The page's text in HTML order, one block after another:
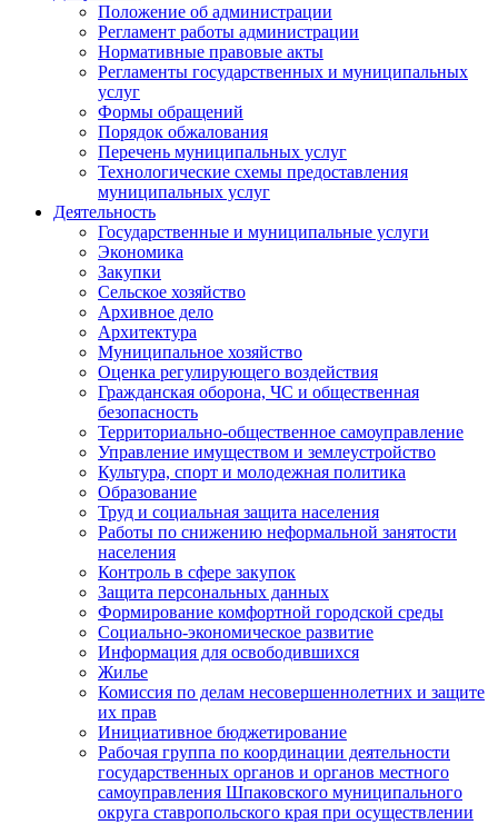
Положение об администрации
Регламент работы администрации
Нормативные правовые акты
Регламенты государственных и муниципальных
услуг
Формы обращений
Порядок обжалования
Перечень муниципальных услуг
Технологические схемы предоставления
муниципальных услуг
Деятельность
Государственные и муниципальные услуги
Экономика
Закупки
Сельское хозяйство
Архивное дело
Архитектура
Муниципальное хозяйство
Оценка регулирующего воздействия
Гражданская оборона, ЧС и общественная
безопасность
Территориально-общественное самоуправление
Управление имуществом и землеустройство
Культура, спорт и молодежная политика
Образование
Труд и социальная защита населения
Работы по снижению неформальной занятости
населения
Контроль в сфере закупок
Защита персональных данных
Формирование комфортной городской среды
Социально-экономическое развитие
Информация для освободившихся
Жилье
Комиссия по делам несовершеннолетних и защите
их прав
Инициативное бюджетирование
Рабочая группа по координации деятельности
государственных органов и органов местного
самоуправления Шпаковского муниципального
округа ставропольского края при осуществлении